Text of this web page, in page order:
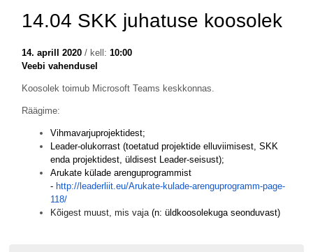
14.04 SKK juhatuse koosolek
14. aprill 2020/ kell: 10:00
Veebi vahendusel
Koosolek toimub Microsoft Teams keskkonnas.
Räägime:
Vihmavarjuprojektidest;
Leader-olukorrast (toetatud projektide elluviimisest, SKK
enda projektidest, üldisest Leader-seisust);
Arukate külade arenguprogrammist
- http://leaderliit.eu/Arukate-kulade-arenguprogramm-page-
118/
Kõigest muust, mis vaja(n: üldkoosolekuga seonduvast)